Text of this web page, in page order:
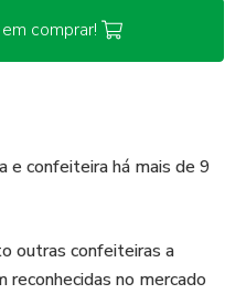
comprar!
e confeiteira há mais de 9
outras confeiteiras a
no mercado